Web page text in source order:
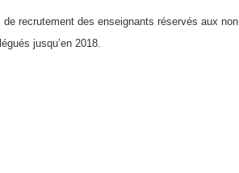
recrutement des enseignants réservés aux non
jusqu’en 2018.